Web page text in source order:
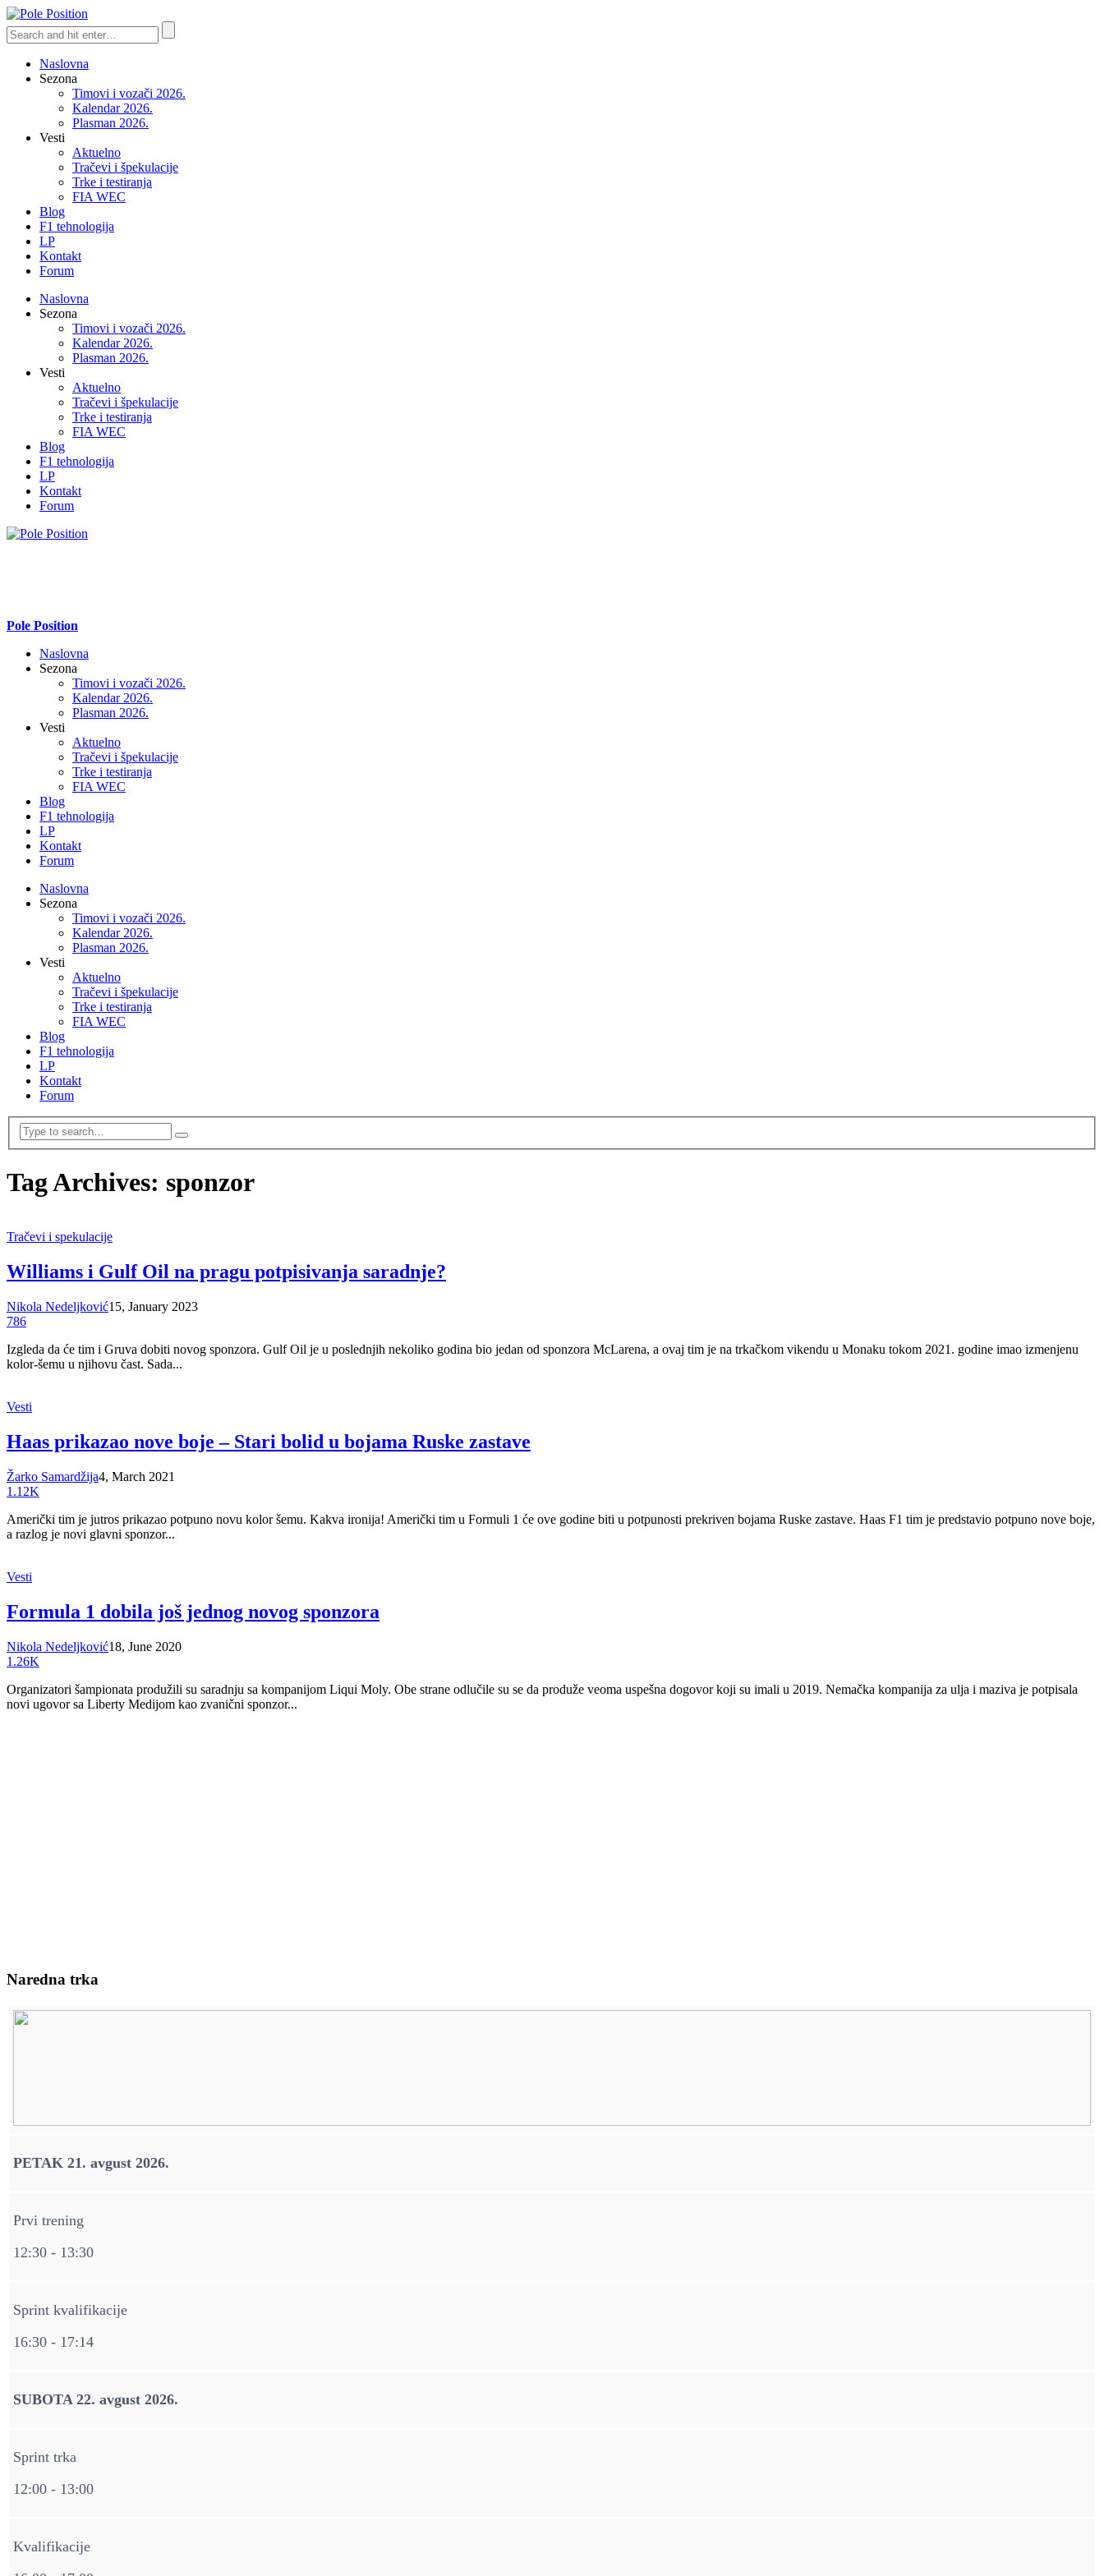
Naslovna
Sezona
Timovi i vozači 2026.
Kalendar 2026.
Plasman 2026.
Vesti
Aktuelno
Tračevi i špekulacije
Trke i testiranja
FIA WEC
Blog
F1 tehnologija
LP
Kontakt
Forum
Naslovna
Sezona
Timovi i vozači 2026.
Kalendar 2026.
Plasman 2026.
Vesti
Aktuelno
Tračevi i špekulacije
Trke i testiranja
FIA WEC
Blog
F1 tehnologija
LP
Kontakt
Forum
Pole Position
Naslovna
Sezona
Timovi i vozači 2026.
Kalendar 2026.
Plasman 2026.
Vesti
Aktuelno
Tračevi i špekulacije
Trke i testiranja
FIA WEC
Blog
F1 tehnologija
LP
Kontakt
Forum
Naslovna
Sezona
Timovi i vozači 2026.
Kalendar 2026.
Plasman 2026.
Vesti
Aktuelno
Tračevi i špekulacije
Trke i testiranja
FIA WEC
Blog
F1 tehnologija
LP
Kontakt
Forum
Tag Archives: sponzor
Tračevi i spekulacije
Williams i Gulf Oil na pragu potpisivanja saradnje?
Nikola Nedeljković15, January 2023
786
Izgleda da će tim i Gruva dobiti novog sponzora. Gulf Oil je u poslednjih nekoliko godina bio jedan od sponzora McLarena, a ovaj tim je na trkačkom vikendu u Monaku tokom 2021. godine imao izmenjenu
kolor-šemu u njihovu čast. Sada...
Vesti
Haas prikazao nove boje – Stari bolid u bojama Ruske zastave
Žarko Samardžija4, March 2021
1.12K
Američki tim je jutros prikazao potpuno novu kolor šemu. Kakva ironija! Američki tim u Formuli 1 će ove godine biti u potpunosti prekriven bojama Ruske zastave. Haas F1 tim je predstavio potpuno nove boje,
a razlog je novi glavni sponzor...
Vesti
Formula 1 dobila još jednog novog sponzora
Nikola Nedeljković18, June 2020
1.26K
Organizatori šampionata produžili su saradnju sa kompanijom Liqui Moly. Obe strane odlučile su se da produže veoma uspešna dogovor koji su imali u 2019. Nemačka kompanija za ulja i maziva je potpisala
novi ugovor sa Liberty Medijom kao zvanični sponzor...
Naredna trka
PETAK 21. avgust 2026.
Prvi trening
12:30 - 13:30
Sprint kvalifikacije
16:30 - 17:14
SUBOTA 22. avgust 2026.
Sprint trka
12:00 - 13:00
Kvalifikacije